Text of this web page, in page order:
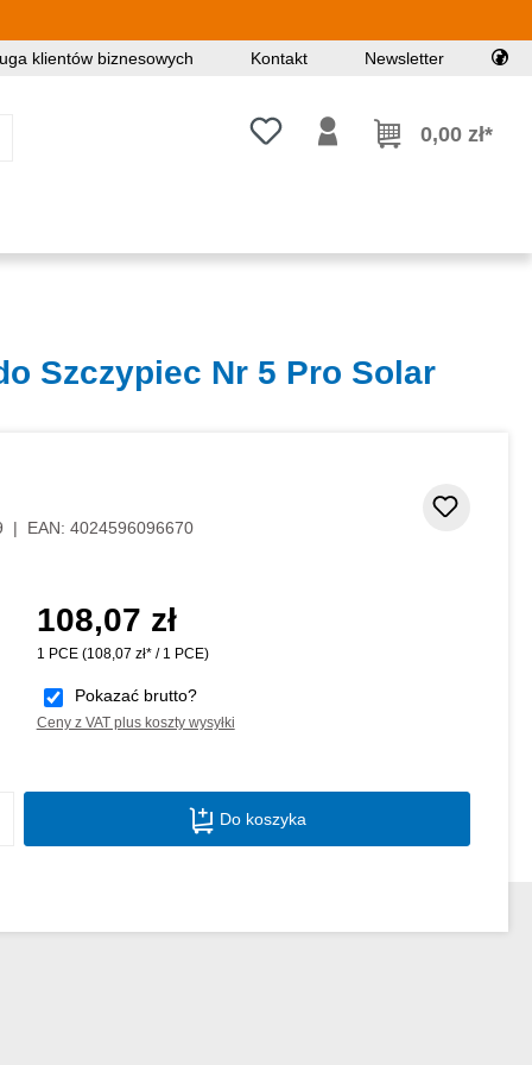
klientów biznesowych Kontakt Newsletter
Masz 0 przedmioty na liście
0,00 zł*
Szczypiec Nr 5 Pro Solar
| EAN: 4024596096670
Cena regularna:
108,07 zł
1 PCE (108,07 zł* / 1 PCE)
Pokazać brutto?
Ceny z VAT plus koszty wysyłki
Ilość produktu: Wprowadź żądaną ilość
Do koszyka